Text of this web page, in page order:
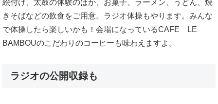
絵付け、太鼓の体験のほか、お菓子、ラーメン、うどん、焼
きそばなどの飲食をご用意。ラジオ体操もやります。みんな
で体操したら楽しいかも！会場になっているCAFE LE
BAMBOUのこだわりのコーヒーも味わえますよ。
ラジオの公開収録も